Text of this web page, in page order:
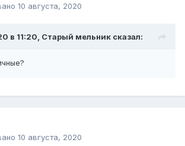
10 августа, 2020
в 11:20, Старый мельник сказал:
10 августа, 2020